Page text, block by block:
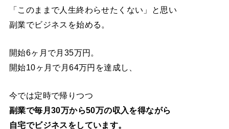
「このままで人生終わらせたくない」と思い
副業でビジネスを始める。
開始6ヶ月で月35万円。
開始10ヶ月で月64万円を達成し、
今では定時で帰りつつ
副業で毎月30万から50万の収入を得ながら
自宅でビジネスをしています。